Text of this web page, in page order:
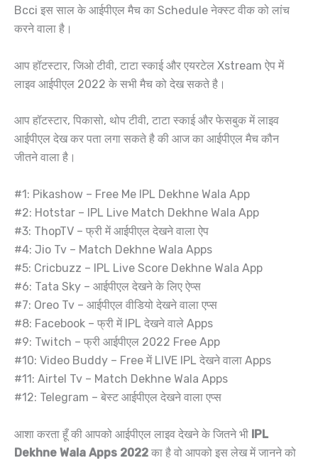
Bcci इस साल के आईपीएल मैच का Schedule नेक्स्ट वीक को लांच
करने वाला है।
आप हॉटस्टार, जिओ टीवी, टाटा स्काई और एयरटेल Xstream ऐप में
लाइव आईपीएल 2022 के सभी मैच को देख सकते है।
आप हॉटस्टार, पिकासो, थोप टीवी, टाटा स्काई और फेसबुक में लाइव
आईपीएल देख कर पता लगा सकते है की आज का आईपीएल मैच कौन
जीतने वाला है।
#1: Pikashow – Free Me IPL Dekhne Wala App
#2: Hotstar – IPL Live Match Dekhne Wala App
#3: ThopTV – फ्री में आईपीएल देखने वाला ऐप
#4: Jio Tv – Match Dekhne Wala Apps
#5: Cricbuzz – IPL Live Score Dekhne Wala App
#6: Tata Sky – आईपीएल देखने के लिए ऐप्स
#7: Oreo Tv – आईपीएल वीडियो देखने वाला एप्स
#8: Facebook – फ्री में IPL देखने वाले Apps
#9: Twitch – फ्री आईपीएल 2022 Free App
#10: Video Buddy – Free में LIVE IPL देखने वाला Apps
#11: Airtel Tv – Match Dekhne Wala Apps
#12: Telegram – बेस्ट आईपीएल देखने वाला एप्स
आशा करता हूँ की आपको आईपीएल लाइव देखने के जितने भी IPL
Dekhne Wala Apps 2022 का है वो आपको इस लेख में जानने को